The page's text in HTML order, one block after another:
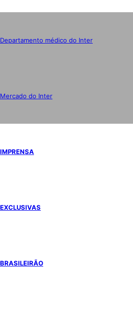
Departamento médico do Inter
Mercado do Inter
IMPRENSA
EXCLUSIVAS
BRASILEIRÃO